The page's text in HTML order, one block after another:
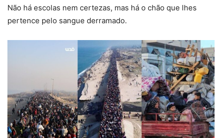
Não há escolas nem certezas, mas há o chão que lhes
pertence pelo sangue derramado.